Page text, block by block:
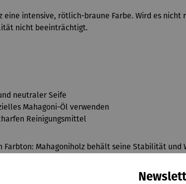
eine intensive, rötlich-braune Farbe. Wird es
nicht beeinträchtigt.
neutraler Seife
Mahagoni-Öl verwenden
Reinigungsmittel
Mahagoniholz behält seine Stabilität